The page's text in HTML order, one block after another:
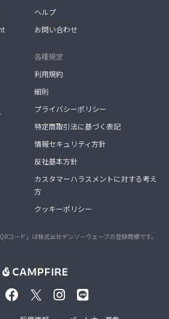
ヘルプ
お問い合わせ
各種規定
利用規約
細則
プライバシーポリシー
特定商取引法に基づく表記
情報セキュリティ方針
反社基本方針
カスタマーハラスメントに対する考え
方
クッキーポリシー
QRコード」は株式会社デンソーウェーブの登録商標です。